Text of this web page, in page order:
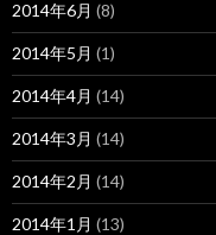
2014年6月 (8)
2014年5月 (1)
2014年4月 (14)
2014年3月 (14)
2014年2月 (14)
2014年1月 (13)